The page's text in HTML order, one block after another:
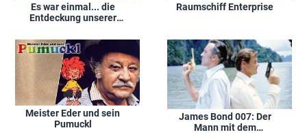
Es war einmal... die
Entdeckung unserer
Raumschiff Enterprise
Meister Eder und sein
Pumuckl
James Bond 007: Der
Mann mit dem